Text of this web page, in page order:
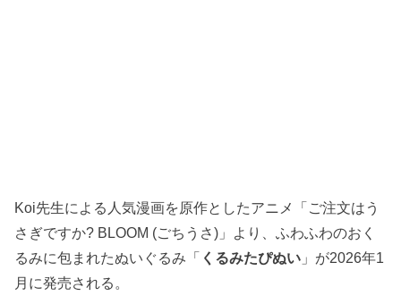
Koi先生による人気漫画を原作としたアニメ「ご注文はう
さぎですか? BLOOM (ごちうさ)」より、ふわふわのおく
るみに包まれたぬいぐるみ「 くるみたぴぬい 」が2026年1
月に発売される。